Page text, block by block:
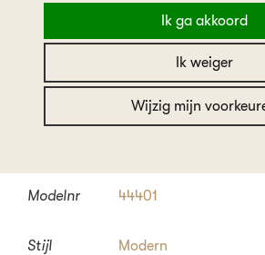
Ik ga akkoord
Ik weiger
Wijzig mijn
Modelnr
44401
Stijl
Modern